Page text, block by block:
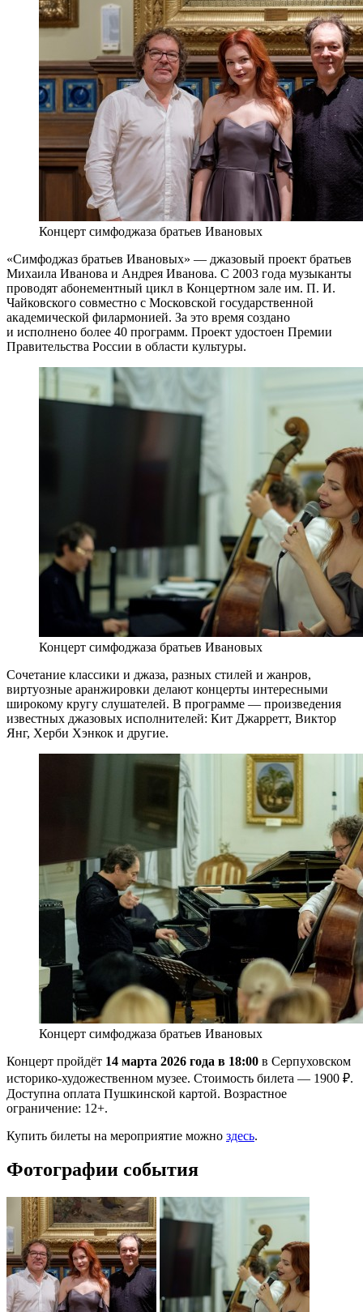
Концерт симфоджаза братьев Ивановых
«Симфоджаз братьев Ивановых» — джазовый проект братьев
Михаила Иванова и Андрея Иванова. С 2003 года музыканты
проводят абонементный цикл в Концертном зале им. П. И.
Чайковского совместно с Московской государственной
академической филармонией. За это время создано
и исполнено более 40 программ. Проект удостоен Премии
Правительства России в области культуры.
Концерт симфоджаза братьев Ивановых
Сочетание классики и джаза, разных стилей и жанров,
виртуозные аранжировки делают концерты интересными
широкому кругу слушателей. В программе — произведения
известных джазовых исполнителей: Кит Джарретт, Виктор
Янг, Херби Хэнкок и другие.
Концерт симфоджаза братьев Ивановых
Концерт пройдёт 14 марта 2026 года в 18:00 в Серпуховском
историко-художественном музее. Стоимость билета — 1900 ₽.
Доступна оплата Пушкинской картой. Возрастное
ограничение: 12+.
Купить билеты на мероприятие можно здесь.
Фотографии события